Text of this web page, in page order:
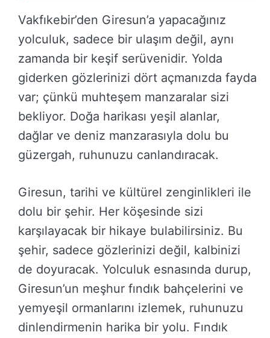
Vakfıkebir’den Giresun’a yapacağınız
yolculuk, sadece bir ulaşım değil, aynı
zamanda bir keşif serüvenidir. Yolda
giderken gözlerinizi dört açmanızda fayda
var; çünkü muhteşem manzaralar sizi
bekliyor. Doğa harikası yeşil alanlar,
dağlar ve deniz manzarasıyla dolu bu
güzergah, ruhunuzu canlandıracak.
Giresun, tarihi ve kültürel zenginlikleri ile
dolu bir şehir. Her köşesinde sizi
karşılayacak bir hikaye bulabilirsiniz. Bu
şehir, sadece gözlerinizi değil, kalbinizi
de doyuracak. Yolculuk esnasında durup,
Giresun’un meşhur fındık bahçelerini ve
yemyeşil ormanlarını izlemek, ruhunuzu
dinlendirmenin harika bir yolu. Fındık